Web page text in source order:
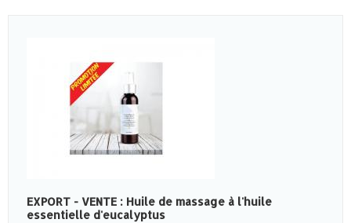
EXPORT - VENTE : Huile de massage à l'huile
essentielle d'eucalyptus